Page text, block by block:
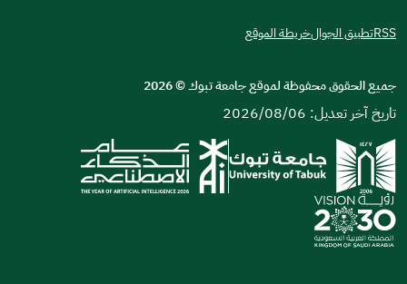
RSSتطبيق الجوالخريطة الموقع
جميع الحقوق محفوظة لموقع جامعة تبوك©
2026
تاريخ آخر تعديل: 2026/08/06